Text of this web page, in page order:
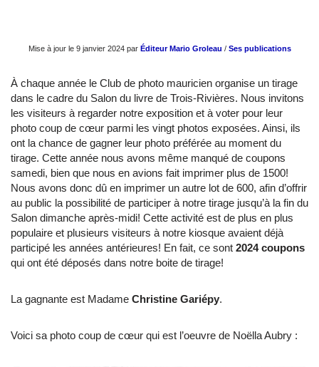
Mise à jour le 9 janvier 2024 par Éditeur Mario Groleau / Ses publications
À chaque année le Club de photo mauricien organise un tirage
dans le cadre du Salon du livre de Trois-Rivières. Nous invitons
les visiteurs à regarder notre exposition et à voter pour leur
photo coup de cœur parmi les vingt photos exposées. Ainsi, ils
ont la chance de gagner leur photo préférée au moment du
tirage. Cette année nous avons même manqué de coupons
samedi, bien que nous en avions fait imprimer plus de 1500!
Nous avons donc dû en imprimer un autre lot de 600, afin d’offrir
au public la possibilité de participer à notre tirage jusqu’à la fin du
Salon dimanche après-midi! Cette activité est de plus en plus
populaire et plusieurs visiteurs à notre kiosque avaient déjà
participé les années antérieures! En fait, ce sont 2024 coupons
qui ont été déposés dans notre boite de tirage!
La gagnante est Madame Christine Gariépy.
Voici sa photo coup de cœur qui est l’oeuvre de Noëlla Aubry :